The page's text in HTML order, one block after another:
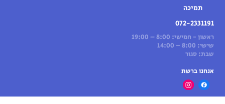
תמיכה
072-2331191
ראשון - חמישי: 8:00 – 19:00
שישי: 8:00 – 14:00
שבת: סגור
אנחנו ברשת